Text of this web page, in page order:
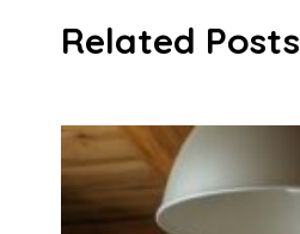
Related Posts